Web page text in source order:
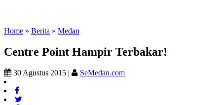
Home » Berita » Medan
Centre Point Hampir Terbakar!
30 Agustus 2015 | SeMedan.com